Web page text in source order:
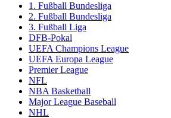
1. Fußball Bundesliga
2. Fußball Bundesliga
3. Fußball Liga
DFB-Pokal
UEFA Champions League
UEFA Europa League
Premier League
NFL
NBA Basketball
Major League Baseball
NHL